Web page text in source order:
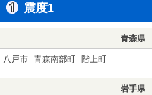
震度1
青森県
八戸市 青森南部町 階上町
岩手県